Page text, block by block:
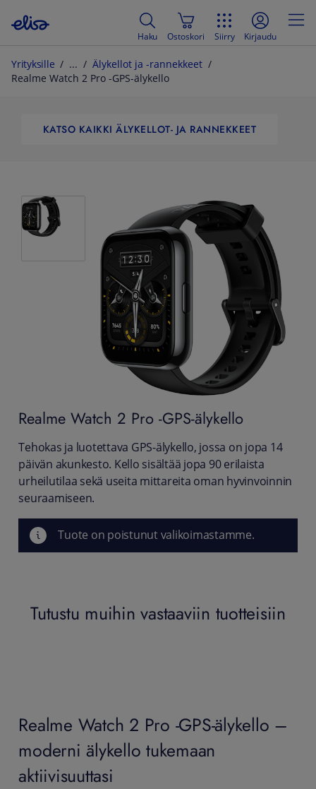
Haku Ostoskori Siirry Kirjaudu
Yrityksille
Älykellot ja -rannekkeet
Realme Watch 2 Pro -GPS-älykello
KATSO KAIKKI ÄLYKELLOT- JA RANNEKKEET
Realme Watch 2 Pro -GPS-älykello
Tehokas ja luotettava GPS-älykello, jossa on jopa 14
päivän akunkesto. Kello sisältää jopa 90 erilaista
urheilutilaa sekä useita mittareita oman hyvinvoinnin
seuraamiseen.
Tuote on poistunut valikoimastamme.
Tutustu muihin vastaaviin tuotteisiin
Realme Watch 2 Pro -GPS-älykello –
moderni älykello tukemaan
aktiivisuuttasi